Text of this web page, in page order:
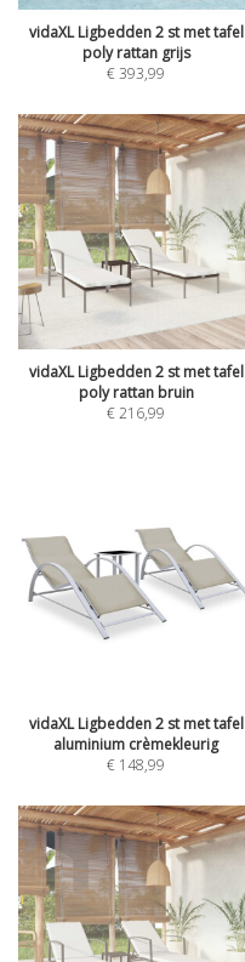
vidaXL Ligbedden 2 st met tafel
poly rattan grijs
€393,99
vidaXL Ligbedden 2 st met tafel
poly rattan bruin
€216,99
vidaXL Ligbedden 2 st met tafel
aluminium crèmekleurig
€ 148,99